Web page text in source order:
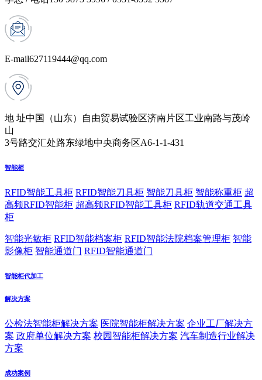
E-mail627119444@qq.com
地 址中国（山东）自由贸易试验区济南片区工业南路与茂岭
山
3号路交汇处路东绿地中央商务区A6-1-1-431
智能柜
RFID智能工具柜 RFID智能刀具柜 智能刀具柜 智能称重柜 超
高频RFID智能柜 超高频RFID智能工具柜 RFID轨道交通工具
柜
智能光敏柜 RFID智能档案柜 RFID智能法院档案管理柜 智能
影像柜 智能通道门 RFID智能通道门
智能柜代加工
解决方案
公检法智能柜解决方案 医院智能柜解决方案 企业工厂解决方
案 政府单位解决方案 校园智能柜解决方案 汽车制造行业解决
方案
成功案例